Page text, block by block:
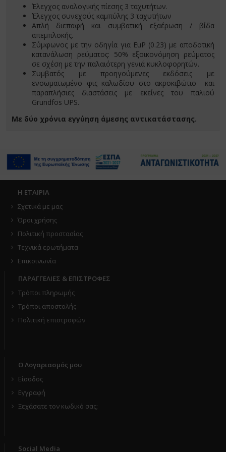
Έλεγχος αναλογικής πίεσης 3 ταχυτήτων.
Έλεγχος συνεχούς καμπύλης 3 ταχυτήτων
Απλή διεπαφή και συμβατική εξαέρωση / βίδα
απεμπλοκής.
Σύμφωνος με την οδηγία για EuP (0.23) με αποδοτική
κατανάλωση ρεύματος: 50% εξοικονόμηση ρεύματος
σε σχέση με την παλαιότερη γενιά κυκλοφορητών.
Συμβατός με προηγούμενες εκδόσεις με
ενσωματωμένο φις καλωδίου στο ακροκιβώτιο και
παραπλήσιες διαστάσεις με εκείνες του παλιού
Grundfos UPS.
Με δύο χρόνια εγγύηση άμεσης αντικατάστασης.
Η ΕΤΑΙΡΙΑ
Σχετικά με μας
Όροι χρήσης
Πολιτική προστασίας
Τεχνικά ερωτήματα
Επικοινωνία
ΠΑΡΑΓΓΕΛΙΕΣ & ΕΠΙΣΤΡΟΦΕΣ
Τρόποι πληρωμής
Τρόποι αποστολής
Πολιτική επιστροφών
Ο Λογαριασμός μου
Είσοδος
Εγγραφή
Ξεχάσατε τον κωδικό σας;
Social Media